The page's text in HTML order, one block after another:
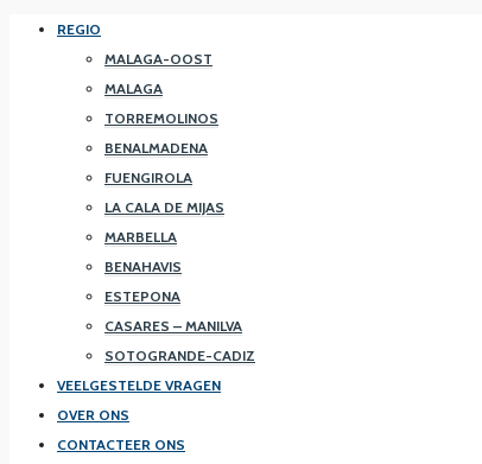
REGIO
MALAGA-OOST
MALAGA
TORREMOLINOS
BENALMADENA
FUENGIROLA
LA CALA DE MIJAS
MARBELLA
BENAHAVIS
ESTEPONA
CASARES – MANILVA
SOTOGRANDE-CADIZ
VEELGESTELDE VRAGEN
OVER ONS
CONTACTEER ONS